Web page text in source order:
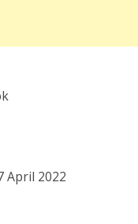
April 2022